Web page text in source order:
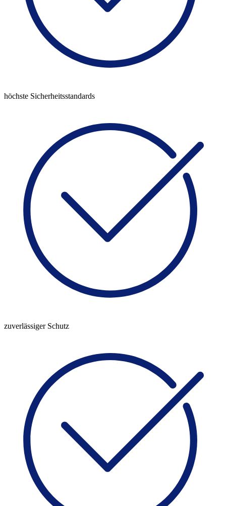
höchste Sicherheitsstandards
zuverlässiger Schutz